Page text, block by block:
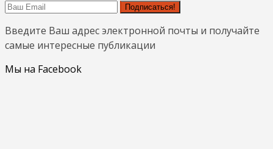
Подписаться!
Введите Ваш адрес электронной почты и получайте
самые интересные публикации
Мы на Facebook